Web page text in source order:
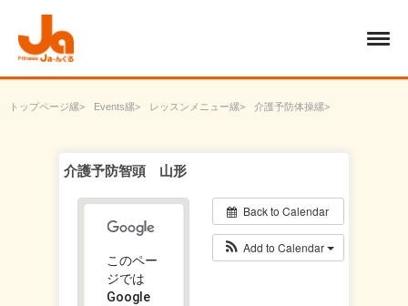
トップページ Events レッスンメニュー
介護予防体操
介護予防智頭 山形
Back to Calendar
Add to Calendar
このペー
ジでは
Google